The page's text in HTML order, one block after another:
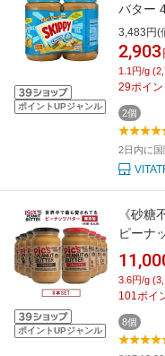
ポイントUPジャンル
バター
ック 【
oz.】
3,483円(
2,903
1.1円/g
29ポイン
2個
2日内に
ポイントUPジャンル
《砂糖
ピーナ
あらび
ッツ
ム ピッ
3.6円/g
101ポイ
8個